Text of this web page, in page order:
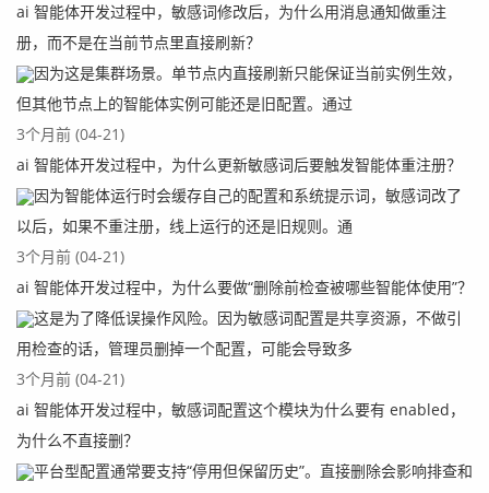
这里我们可以查看运维信息，集群信息，主题信息，消费者
信息，生产者信息，消息等
以上就是使用docker快速启动一个Rocketmq实例的案例。
真正的成长, 源于内心的觉醒和不懈的努力, 你的信念
和行动, 将铺就通往更好的自己的道路
ai 智能体开发过程中，敏感词修改后，为什么用消息通知做重注
册，而不是在当前节点里直接刷新？
因为这是集群场景。单节点内直接刷新只能保证当前实例生效，
但其他节点上的智能体实例可能还是旧配置。通过
3个月前 (04-21)
ai 智能体开发过程中，为什么更新敏感词后要触发智能体重注册？
因为智能体运行时会缓存自己的配置和系统提示词，敏感词改了
以后，如果不重注册，线上运行的还是旧规则。通
3个月前 (04-21)
ai 智能体开发过程中，为什么要做“删除前检查被哪些智能体使用”？
这是为了降低误操作风险。因为敏感词配置是共享资源，不做引
用检查的话，管理员删掉一个配置，可能会导致多
3个月前 (04-21)
ai 智能体开发过程中，敏感词配置这个模块为什么要有 enabled，
为什么不直接删？
平台型配置通常要支持“停用但保留历史”。直接删除会影响排查和